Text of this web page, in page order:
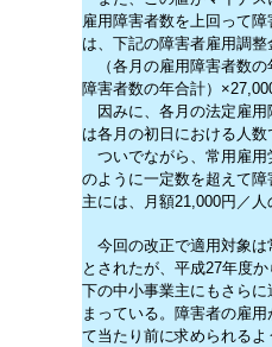
雇用障害者数を上回って
は、下記の障害者雇用調整
（各月の雇用障害者数の
障害者数の年合計）
因みに、各月の法定雇用
は各月の初日における人数
ついでながら、常用雇用
のように一定数を超えて
主には、月額21,000円／人
今回の改正で適用対象は
とされたが、平成27年度
下の中小事業主にもさら
まっている。障害者の雇
て当たり前に求められるよ